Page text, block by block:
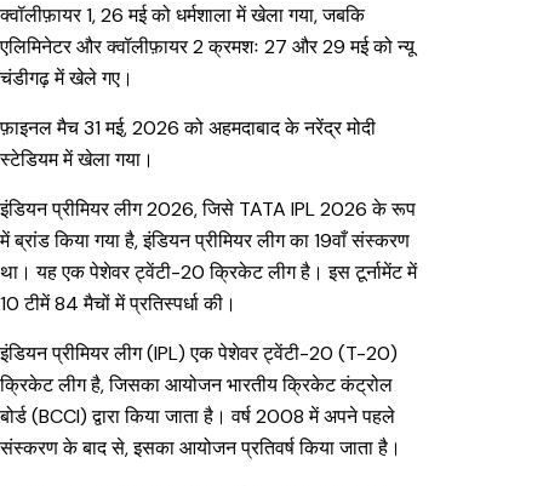
क्वॉलीफ़ायर 1, 26 मई को धर्मशाला में खेला गया, जबकि
एलिमिनेटर और क्वॉलीफ़ायर 2 क्रमशः 27 और 29 मई को न्यू
चंडीगढ़ में खेले गए।
फ़ाइनल मैच 31 मई, 2026 को अहमदाबाद के नरेंद्र मोदी
स्टेडियम में खेला गया।
इंडियन प्रीमियर लीग 2026, जिसे TATA IPL 2026 के रूप
में ब्रांड किया गया है, इंडियन प्रीमियर लीग का 19वाँ संस्करण
था। यह एक पेशेवर ट्वेंटी-20 क्रिकेट लीग है। इस टूर्नामेंट में
10 टीमें 84 मैचों में प्रतिस्पर्धा की।
इंडियन प्रीमियर लीग (IPL) एक पेशेवर ट्वेंटी-20 (T-20)
क्रिकेट लीग है, जिसका आयोजन भारतीय क्रिकेट कंट्रोल
बोर्ड (BCCI) द्वारा किया जाता है। वर्ष 2008 में अपने पहले
संस्करण के बाद से, इसका आयोजन प्रतिवर्ष किया जाता है।